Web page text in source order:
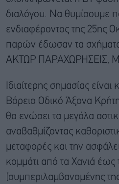
διαλόγου. Να θυμίσουμε
ενδιαφέροντος της 25ης
παρών έδωσαν τα
ΑΚΤΩΡ ΠΑΡΑΧΩΡΗΣΕΙΣ,
Ιδιαίτερης σημασίας
Βόρειο Οδικό Άξονα
θα ενώσει τα μεγάλα
αναβαθμίζοντας
μεταφορές και την
κομμάτι από τα Χανιά έως
(συμπεριλαμβανομένης